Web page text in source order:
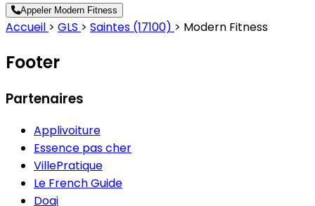
Appeler Modern Fitness
Accueil > GLS > Saintes (17100) > Modern Fitness
Footer
Partenaires
Applivoiture
Essence pas cher
VillePratique
Le French Guide
Doqi